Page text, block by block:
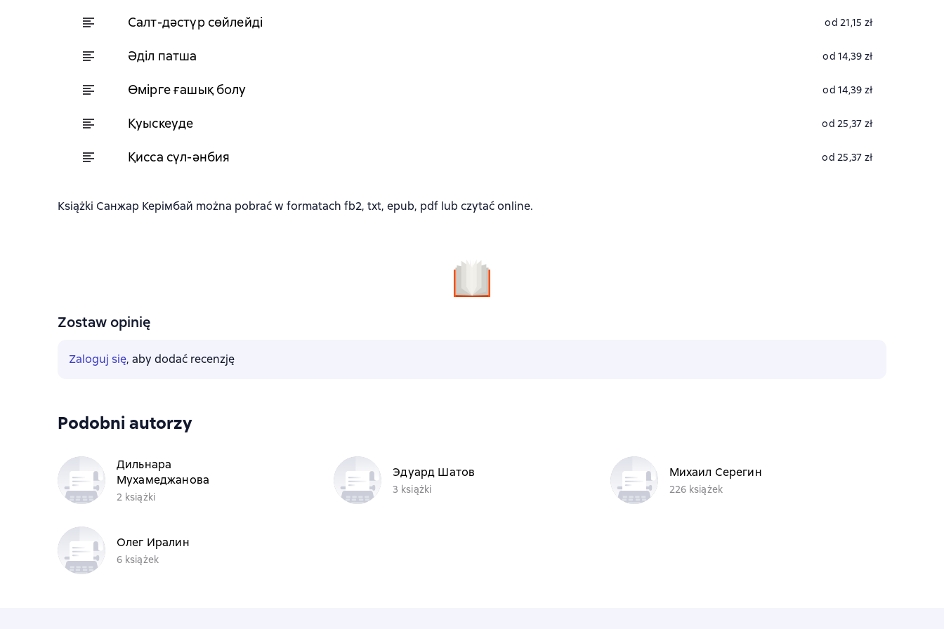
Салт-дәстүр сөйлейді od 21,15 zł
Әділ патша od 14,39 zł
Өмірге ғашық болу od 14,39 zł
Қуыскеуде od 25,37 zł
Қисса сүл-әнбия od 25,37 zł
Książki Санжар Керімбай można pobrać w formatach fb2, txt, epub, pdf lub czytać online.
Zostaw opinię
Zaloguj się, aby dodać recenzję
Podobni autorzy
Дильнара
Мухамеджанова
2 książki
Эдуард Шатов
3 książki
Михаил Серегин
226 książek
Олег Иралин
6 książek